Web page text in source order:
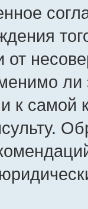
ли
к самой